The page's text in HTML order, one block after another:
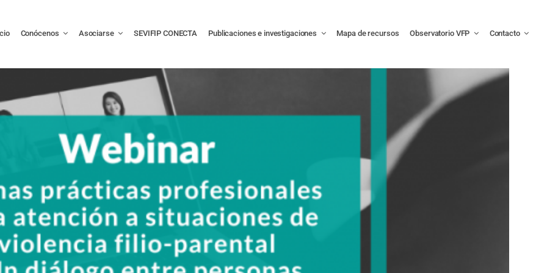
Conócenos Asociarse SEVIFIP CONECTA Publicaciones e investigaciones Mapa de recursos Observatorio VFP Contacto